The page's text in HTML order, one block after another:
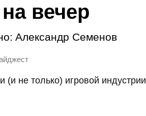
вечер
Александр Семенов
(и не только) игровой